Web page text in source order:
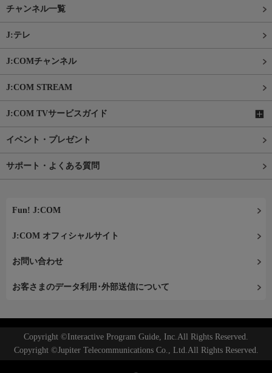
チャンネル一覧
J:テレ
J:COMチャンネル
J:COM STREAM
J:COM TVサービスガイド
イベント・プレゼント
サポート・よくある質問
Fun! J:COM
J:COM オフィシャルサイト
お問い合わせ
お客さまのデータ利用･外部送信について
Copyright ©Interactive Program Guide, Inc.All Rights Reserved.
Copyright ©Jupiter Telecommunications Co., Ltd.All Rights Reserved.